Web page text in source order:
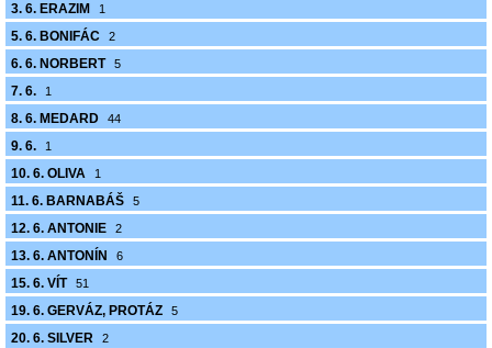
3. 6. ERAZIM 1
5. 6. BONIFÁC 2
6. 6. NORBERT 5
7. 6. 1
8. 6. MEDARD 44
9. 6. 1
10. 6. OLIVA 1
11. 6. BARNABÁŠ 5
12. 6. ANTONIE 2
13. 6. ANTONÍN 6
15. 6. VÍT 51
19. 6. GERVÁZ, PROTÁZ 5
20. 6. SILVER 2